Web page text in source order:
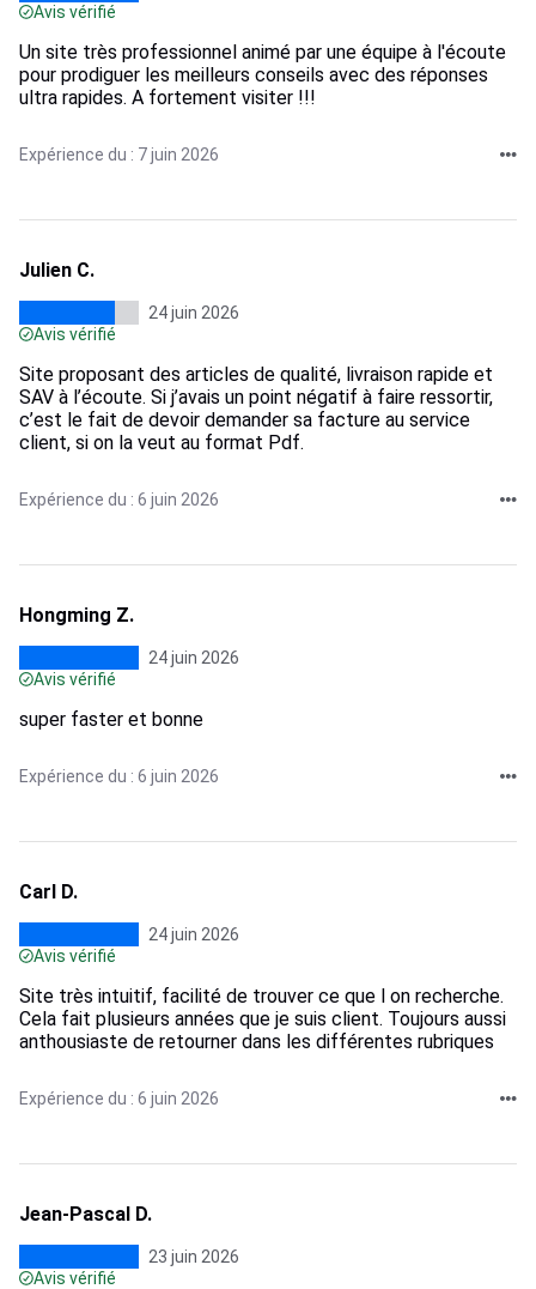
Avis vérifié
Un site très professionnel animé par une équipe à l'écoute
pour prodiguer les meilleurs conseils avec des réponses
ultra rapides. A fortement visiter !!!
Expérience du : 7 juin 2026
Julien C.
24 juin 2026
Avis vérifié
Site proposant des articles de qualité, livraison rapide et
SAV à l’écoute. Si j’avais un point négatif à faire ressortir,
c’est le fait de devoir demander sa facture au service
client, si on la veut au format Pdf.
Expérience du : 6 juin 2026
Hongming Z.
24 juin 2026
Avis vérifié
super faster et bonne
Expérience du : 6 juin 2026
Carl D.
24 juin 2026
Avis vérifié
Site très intuitif, facilité de trouver ce que l on recherche.
Cela fait plusieurs années que je suis client. Toujours aussi
anthousiaste de retourner dans les différentes rubriques
Expérience du : 6 juin 2026
Jean-Pascal D.
23 juin 2026
Avis vérifié